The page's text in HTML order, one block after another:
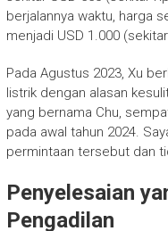
berjalannya waktu, harga
menjadi USD 1.000
Pada Agustus 2023, Xu
listrik dengan alasan
yang bernama Chu,
pada awal tahun 2024.
permintaan tersebut dan
Penyelesaian
Pengadilan